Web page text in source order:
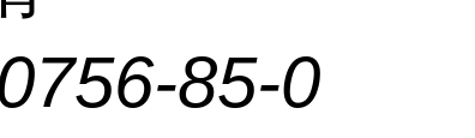
85-0